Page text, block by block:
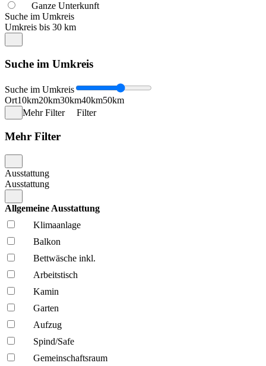
Ganze Unterkunft
Suche im Umkreis
Umkreis bis 30 km
Suche im Umkreis
Suche im Umkreis
Ort10km20km30km40km50km
Mehr Filter
Filter
Mehr Filter
Ausstattung
Ausstattung
Allgemeine Ausstattung
Klima­anlage
Balkon
Bettwäsche inkl.
Arbeitstisch
Kamin
Garten
Aufzug
Spind/Safe
Gemeinschafts­raum